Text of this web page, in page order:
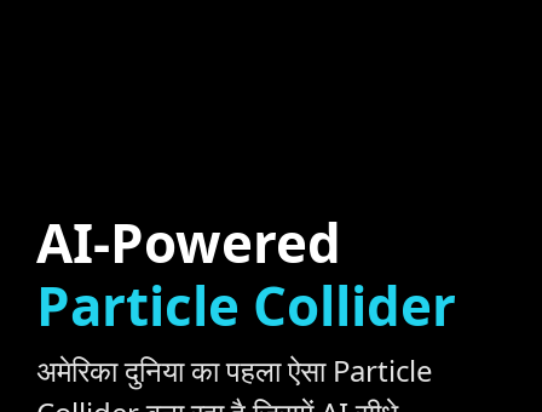
AI-Powered
Particle Collider
अमेरिका दुनिया का पहला ऐसा Particle